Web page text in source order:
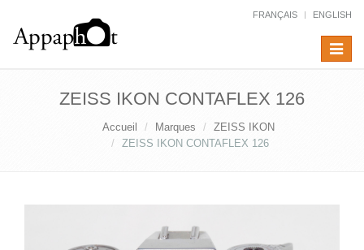
FRANÇAIS ENGLISH
Toggle
ZEISS IKON CONTAFLEX 126
Accueil Marques
ZEISS IKON
ZEISS IKON CONTAFLEX 126